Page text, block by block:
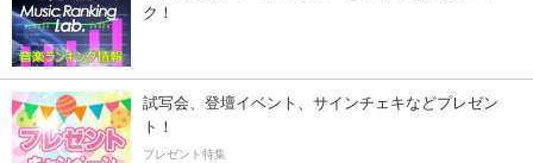
ク！
試写会、登壇イベント、サインチェキなどプレゼン
ト！
プレゼント特集